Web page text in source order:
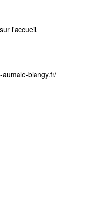
l'accueil,
aumale-blangy.fr/